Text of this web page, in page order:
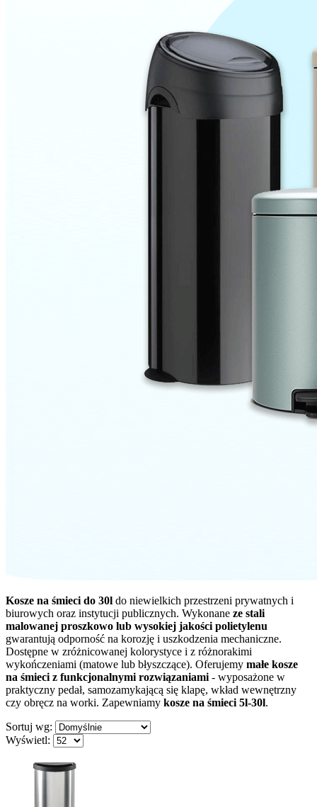
Kosze na śmieci do 30l do niewielkich przestrzeni prywatnych i
biurowych oraz instytucji publicznych. Wykonane ze stali
malowanej proszkowo lub wysokiej jakości polietylenu
gwarantują odporność na korozję i uszkodzenia mechaniczne.
Dostępne w zróżnicowanej kolorystyce i z różnorakimi
wykończeniami (matowe lub błyszczące). Oferujemy małe kosze
na śmieci z funkcjonalnymi rozwiązaniami - wyposażone w
praktyczny pedał, samozamykającą się klapę, wkład wewnętrzny
czy obręcz na worki. Zapewniamy kosze na śmieci 5l-30l.
Sortuj wg:
Wyświetl: